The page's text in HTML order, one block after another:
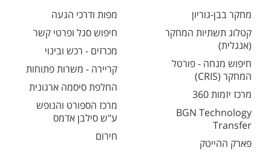
מחקר בבן-גוריון
קטלוג תשתיות המחקר
(אנגלית)
חיפוש מנחה - פורטל
המחקר (CRIS)
מרכז יזמות 360
BGN Technology
Transfer
פארק ההייטק
מפות ודרכי הגעה
חיפוש סגל ופרטי קשר
מכרזים - רכש ובינוי
קריירה - משרות פתוחות
החלפת סיסמה ארגונית
מרכז הספורט והנופש
ע"ש סילבן אדמס
חירום